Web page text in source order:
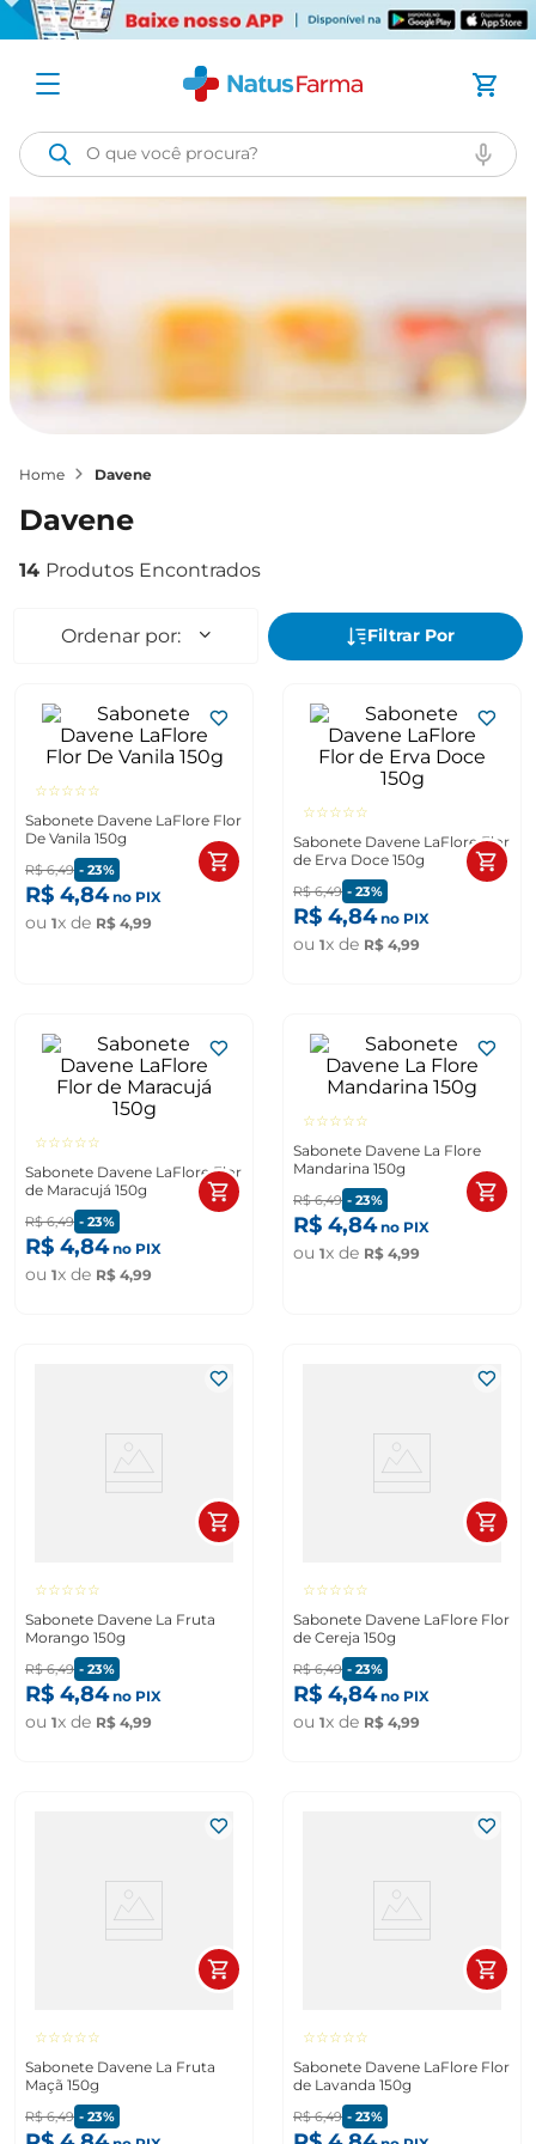
O que você procura?
davene
davene
14
☆☆☆☆☆
Sabonete Davene LaFlore Flor
De Vanila 150g
R$ 6,49 - 23%
R$ 4,84no PIX
ou 1x de R$ 4,99
☆☆☆☆☆
Sabonete Davene LaFlore Flor
de Erva Doce 150g
R$ 6,49 - 23%
R$ 4,84no PIX
ou 1x de R$ 4,99
☆☆☆☆☆
Sabonete Davene LaFlore Flor
de Maracujá 150g
R$ 6,49 - 23%
R$ 4,84no PIX
ou 1x de R$ 4,99
☆☆☆☆☆
Sabonete Davene La Flore
Mandarina 150g
R$ 6,49 - 23%
R$ 4,84no PIX
ou 1x de R$ 4,99
☆☆☆☆☆
Sabonete Davene La Fruta
Morango 150g
R$ 6,49 - 23%
R$ 4,84no PIX
ou 1x de R$ 4,99
☆☆☆☆☆
Sabonete Davene LaFlore Flor
de Cereja 150g
R$ 6,49 - 23%
R$ 4,84no PIX
ou 1x de R$ 4,99
☆☆☆☆☆
Sabonete Davene La Fruta
Maçã 150g
R$ 6,49 - 23%
☆☆☆☆☆
Sabonete Davene LaFlore Flor
de Lavanda 150g
R$ 6,49 - 23%